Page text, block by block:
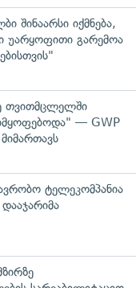
შინაარსი იქმნება,
უარყოფითი გარემოა
თვითმცლელში
— GWP
ტელეკომპანია